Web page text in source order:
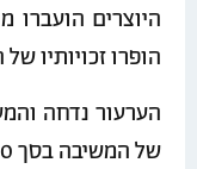
היוצרים הועברו
הופרו זכויותיו
הערעור נדחה
של המשיבה בסך 8,000 ש"ח.